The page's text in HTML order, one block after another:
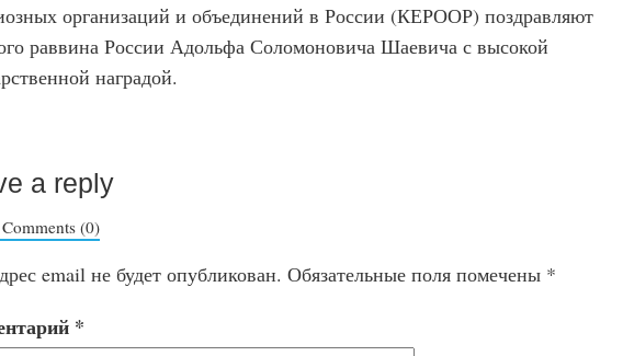
организаций и объединений в России (КЕРООР) поздравляют
раввина России Адольфа Соломоновича Шаевича с высокой
наградой.
a reply
(0)
email не будет опубликован. Обязательные поля помечены *
*